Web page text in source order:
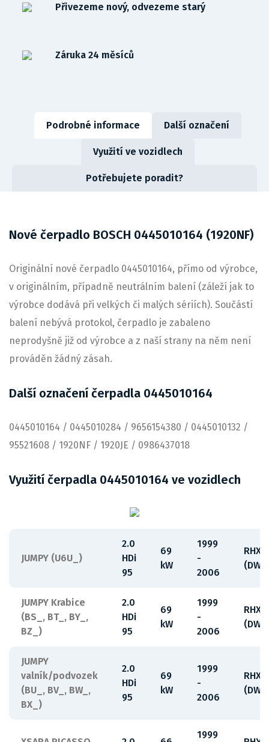
Přivezeme nový, odvezeme starý
Záruka 24 měsíců
Podrobné informace Další označení
Využití ve vozidlech
Potřebujete poradit?
Nové čerpadlo BOSCH 0445010164 (1920NF)
Originální nové čerpadlo 0445010164, přímo od výrobce,
v originálním, případně neutrálním balení (záleží jak to
výrobce dodává při velkých či malých sériích). Součástí
balení nebývá protokol, čerpadlo je zabaleno
neprodyšně již od výrobce a z naší strany na něm není
prováděn žádný zásah.
Další označení čerpadla 0445010164
0445010164 / 0445010284 / 9656154380 / 0445010132 /
95521608 / 1920NF / 1920JE / 0986437018
Využití čerpadla 0445010164 ve vozidlech
JUMPY (U6U_)
2.0
HDi
95
69
kW
1999
-
2006
RHX
JUMPY Krabice
(BS_, BT_, BY_,
BZ_)
2.0
HDi
95
69
kW
1999
-
2006
RHX
JUMPY
valník/podvozek
(BU_, BV_, BW_,
BX_)
2.0
HDi
95
69
kW
1999
-
2006
RHX
1999